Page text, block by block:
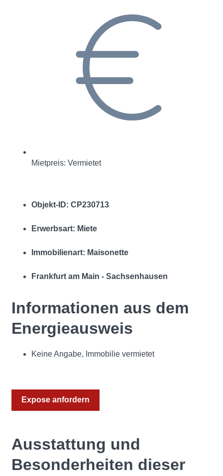
Mietpreis: Vermietet
Objekt-ID: CP230713
Erwerbsart: Miete
Immobilienart: Maisonette
Frankfurt am Main - Sachsenhausen
Informationen aus dem
Energieausweis
Keine Angabe, Immobilie vermietet
Expose anfordern
Ausstattung und
Besonderheiten dieser